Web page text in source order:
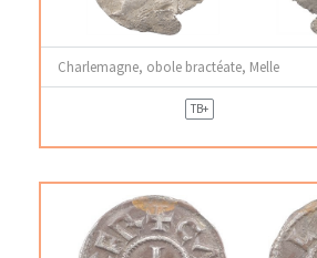
Charlemagne, obole bractéate, Melle
TB+